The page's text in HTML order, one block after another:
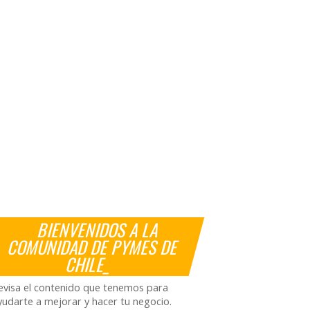
BIENVENIDOS A LA
COMUNIDAD DE PYMES DE
CHILE_
el contenido que tenemos para
a mejorar y hacer tu negocio.